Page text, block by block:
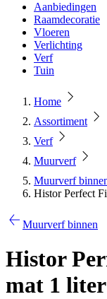
Aanbiedingen
Raamdecoratie
Vloeren
Verlichting
Verf
Tuin
Home
Assortiment
Verf
Muurverf
Muurverf
Histor Perfect
Muurverf binnen
Histor
mat 1 liter